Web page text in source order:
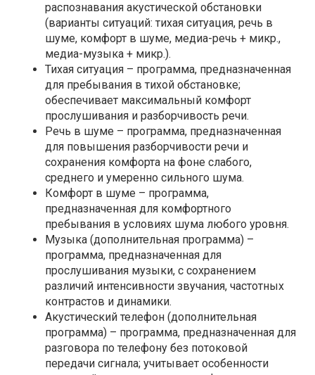
распознавания акустической обстановки
(варианты ситуаций: тихая ситуация, речь в
шуме, комфорт в шуме, медиа-речь + микр.,
медиа-музыка + микр.).
Тихая ситуация – программа, предназначенная
для пребывания в тихой обстановке;
обеспечивает максимальный комфорт
прослушивания и разборчивость речи.
Речь в шуме – программа, предназначенная
для повышения разборчивости речи и
сохранения комфорта на фоне слабого,
среднего и умеренно сильного шума.
Комфорт в шуме – программа,
предназначенная для комфортного
пребывания в условиях шума любого уровня.
Музыка (дополнительная программа) –
программа, предназначенная для
прослушивания музыки, с сохранением
различий интенсивности звучания, частотных
контрастов и динамики.
Акустический телефон (дополнительная
программа) – программа, предназначенная для
разговора по телефону без потоковой
передачи сигнала; учитывает особенности